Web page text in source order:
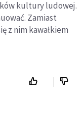
kultury ludowej.
Zamiast
z nim kawałkiem